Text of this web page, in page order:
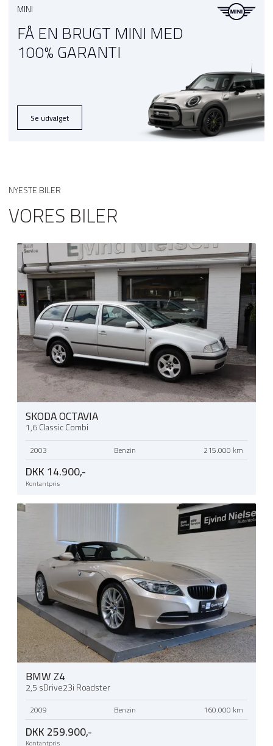
MINI
FÅ EN BRUGT MINI MED
100% GARANTI
Se udvalget
NYESTE BILER
VORES BILER
SKODA OCTAVIA
1,6 Classic Combi
2003 Benzin 215.000 km
DKK 14.900,-
Kontantpris
BMW Z4
2,5 sDrive23i Roadster
2009 Benzin 160.000 km
DKK 259.900,-
Kontantpris